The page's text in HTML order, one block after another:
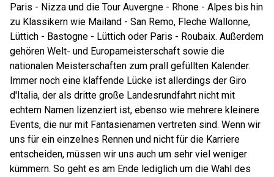
Paris - Nizza und die Tour Auvergne - Rhone - Alpes bis hin
zu Klassikern wie Mailand - San Remo, Fleche Wallonne,
Lüttich - Bastogne - Lüttich oder Paris - Roubaix. Außerdem
gehören Welt- und Europameisterschaft sowie die
nationalen Meisterschaften zum prall gefüllten Kalender.
Immer noch eine klaffende Lücke ist allerdings der Giro
d'Italia, der als dritte große Landesrundfahrt nicht mit
echtem Namen lizenziert ist, ebenso wie mehrere kleinere
Events, die nur mit Fantasienamen vertreten sind. Wenn wir
uns für ein einzelnes Rennen und nicht für die Karriere
entscheiden, müssen wir uns auch um sehr viel weniger
kümmern. So geht es am Ende lediglich um die Wahl des